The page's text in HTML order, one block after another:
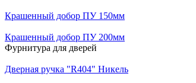
Крашенный добор ПУ 150мм
Крашенный добор ПУ 200мм
Фурнитура для дверей
Дверная ручка "R404" Никель